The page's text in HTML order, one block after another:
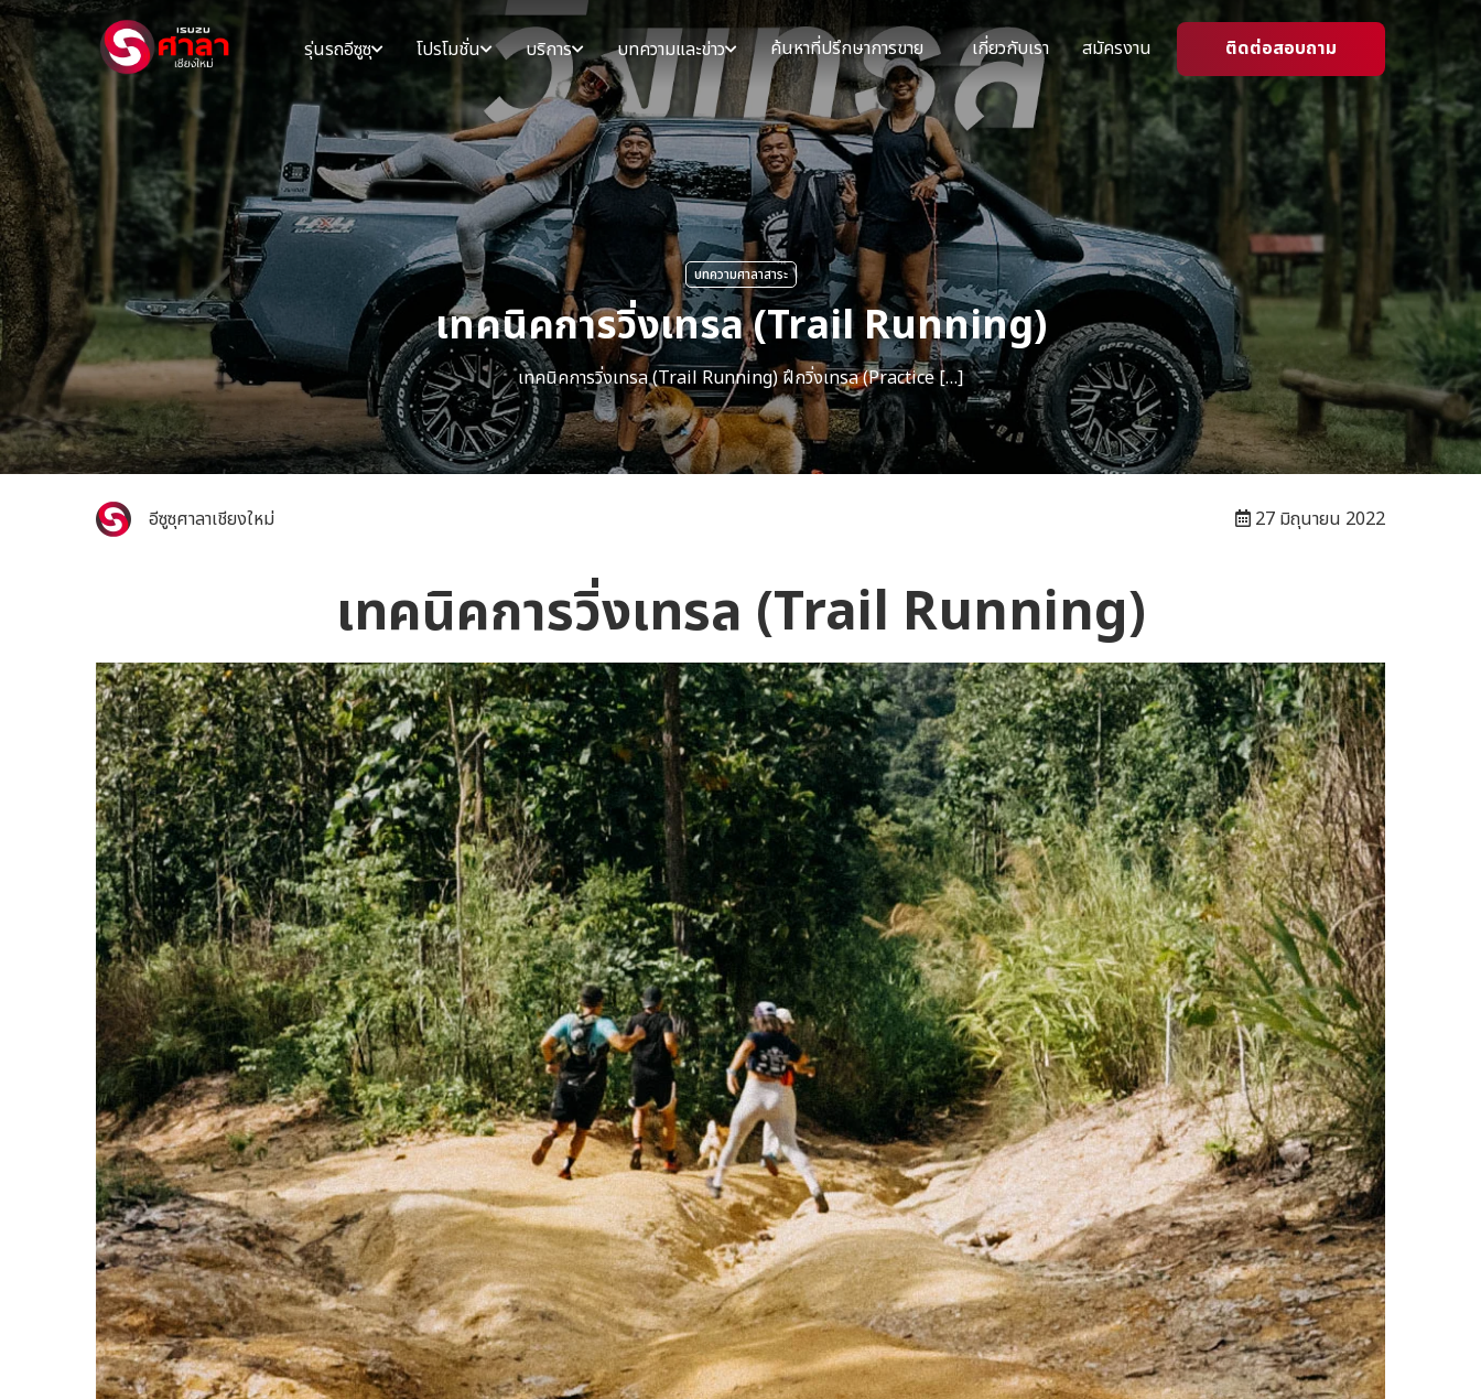
รุ่นรถอีซูซุ โปรโมชั่น บริการ บทความและข่าว ค้นหาที่ปรึกษาการขาย เกี่ยวกับเรา สมัครงาน ติดต่อสอบถาม
บทความศาลาสาระ
เทคนิคการวิ่งเทรล (Trail Running)
เทคนิคการวิ่งเทรล (Trail Running) ฝึกวิ่งเทรล (Practice […]
อีซูซุศาลาเชียงใหม่ 27 มิถุนายน 2022
เทคนิคการวิ่งเทรล (Trail Running)